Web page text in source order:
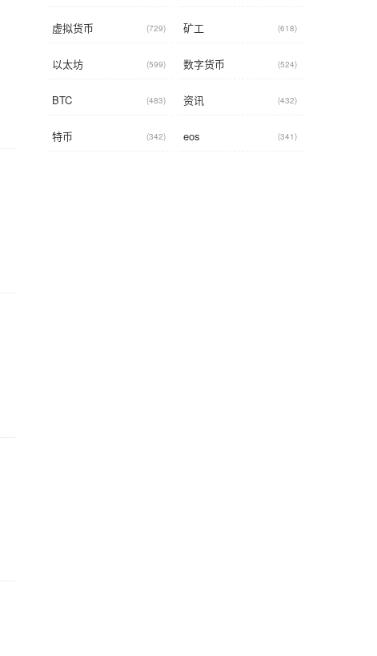
虚拟货币 (729) 矿工 (618)
以太坊 (599) 数字货币 (524)
BTC (483) 资讯 (432)
特币 (342) eos (341)